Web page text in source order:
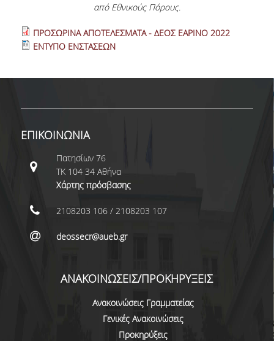
ΟΔΗΓΟΣ ΣΠΟΥΔΩΝ
ΠΡΟΓΡΑΜΜΑ ΣΠΟΥΔΩΝ
ΣΠΟΥΔΩΝ
ΜΑΘΗΜΑΤΑ ΕΠΙΛΟΓΗΣ ΑΠΟ ΑΛΛΑ
ΤΜΗΜΑΤΑ
ΣΥΣΤΗΜΑ ΔΙΔΑΣΚΑΛΙΑΣ ΚΑΙ ΕΞΕΤΑΣΕΩΝ
ΟΔΗΓΙΕΣ ΓΙΑ ΤΗ ΣΥΜΜΕΤΟΧΗ
ΣΤΟ ΜΑΘΗΜΑ «ΣΕΜΙΝΑΡΙΟ ΚΑΙ
ΔΙΠΛΩΜΑΤΙΚΗ ΕΡΓΑΣΙΑ»
ΥΠΟΔΕΙΓΜΑΤΑ ΣΥΓΓΡΑΦΗΣ
από Εθνικούς Πόρους.
ΠΡΟΣΩΡΙΝΑ ΑΠΟΤΕΛΕΣΜΑΤΑ - ΔΕΟΣ ΕΑΡΙΝΟ 2022
ΕΝΤΥΠΟ ΕΝΣΤΑΣΕΩΝ
ΕΠΙΚΟΙΝΩΝΙΑ
Πατησίων 76
ΤΚ 104 34 Αθήνα
Χάρτης πρόσβασης
2108203 106 / 2108203 107
deossecr@aueb.gr
ΑΝΑΚΟΙΝΩΣΕΙΣ/ΠΡΟΚΗΡΥΞΕΙΣ
Ανακοινώσεις Γραμματείας
Γενικές Ανακοινώσεις
Προκηρύξεις